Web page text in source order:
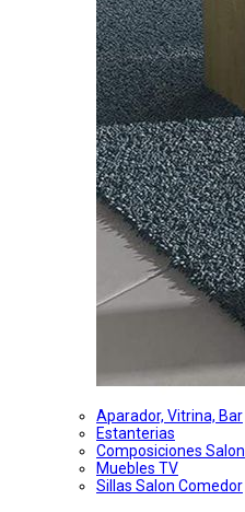
Aparador, Vitrina, Bar
Estanterias
Composiciones Salon
Muebles TV
Sillas Salon Comedor